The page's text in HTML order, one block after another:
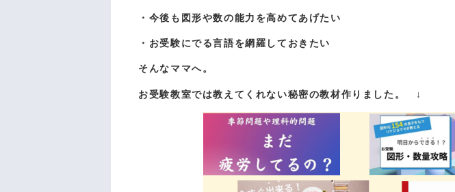
・今後も図形や数の能力を高めてあげたい
・お受験にでる言語を網羅しておきたい
そんなママへ。
お受験教室では教えてくれない秘密の教材作りました。 ↓